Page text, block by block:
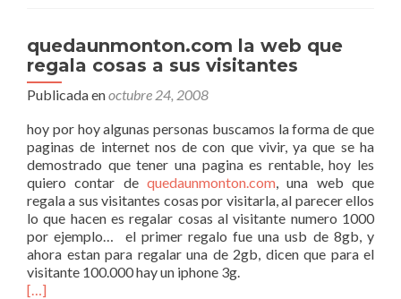
quedaunmonton.com la web que
regala cosas a sus visitantes
Publicada enoctubre 24, 2008
hoy por hoy algunas personas buscamos la forma de que
paginas de internet nos de con que vivir, ya que se ha
demostrado que tener una pagina es rentable, hoy les
quiero contar de quedaunmonton.com, una web que
regala a sus visitantes cosas por visitarla, al parecer ellos
lo que hacen es regalar cosas al visitante numero 1000
por ejemplo… el primer regalo fue una usb de 8gb, y
ahora estan para regalar una de 2gb, dicen que para el
visitante 100.000 hay un iphone 3g.
[…]